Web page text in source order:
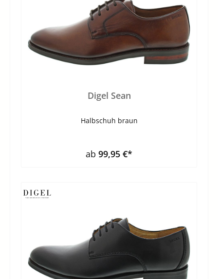
Digel Sean
Halbschuh braun
ab 99,95 €*